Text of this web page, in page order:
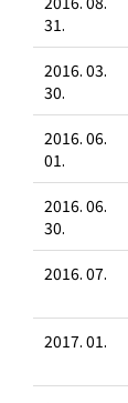
31.
2016. 03.
30.
2016. 06.
01.
2016. 06.
30.
2016. 07.
2017. 01.